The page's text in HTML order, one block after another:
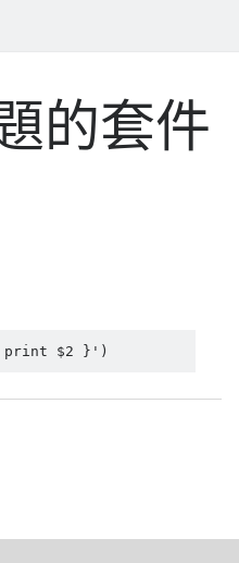
的套件
print $2 }')